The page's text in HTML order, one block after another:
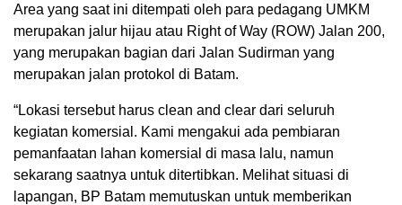
Area yang saat ini ditempati oleh para pedagang UMKM
merupakan jalur hijau atau Right of Way (ROW) Jalan 200,
yang merupakan bagian dari Jalan Sudirman yang
merupakan jalan protokol di Batam.
“Lokasi tersebut harus clean and clear dari seluruh
kegiatan komersial. Kami mengakui ada pembiaran
pemanfaatan lahan komersial di masa lalu, namun
sekarang saatnya untuk ditertibkan. Melihat situasi di
lapangan, BP Batam memutuskan untuk memberikan